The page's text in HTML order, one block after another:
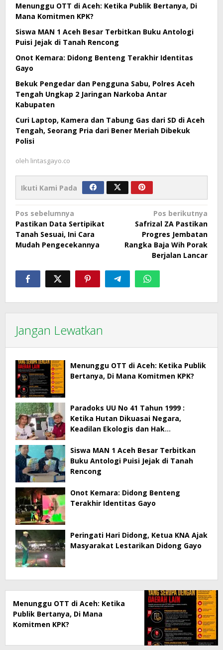
Menunggu OTT di Aceh: Ketika Publik Bertanya, Di
Mana Komitmen KPK?
Siswa MAN 1 Aceh Besar Terbitkan Buku Antologi
Puisi Jejak di Tanah Rencong
Onot Kemara: Didong Benteng Terakhir Identitas
Gayo
Bekuk Pengedar dan Pengguna Sabu, Polres Aceh
Tengah Ungkap 2 Jaringan Narkoba Antar
Kabupaten
Curi Laptop, Kamera dan Tabung Gas dari SD di Aceh
Tengah, Seorang Pria dari Bener Meriah Dibekuk
Polisi
oleh lintasgayo.co
Ikuti Kami Pada
Navigasi
pos
Pos sebelumnya
Pastikan Data Sertipikat
Tanah Sesuai, Ini Cara
Mudah Pengecekannya
Pos berikutnya
Safrizal ZA Pastikan
Progres Jembatan
Rangka Baja Wih Porak
Berjalan Lancar
Jangan Lewatkan
Menunggu OTT di Aceh: Ketika Publik
Bertanya, Di Mana Komitmen KPK?
Paradoks UU No 41 Tahun 1999 :
Ketika Hutan Dikuasai Negara,
Keadilan Ekologis dan Hak
Siswa MAN 1 Aceh Besar Terbitkan
Buku Antologi Puisi Jejak di Tanah
Rencong
Onot Kemara: Didong Benteng
Terakhir Identitas Gayo
Peringati Hari Didong, Ketua KNA Ajak
Masyarakat Lestarikan Didong Gayo
Menunggu OTT di Aceh: Ketika
Publik Bertanya, Di Mana
Komitmen KPK?